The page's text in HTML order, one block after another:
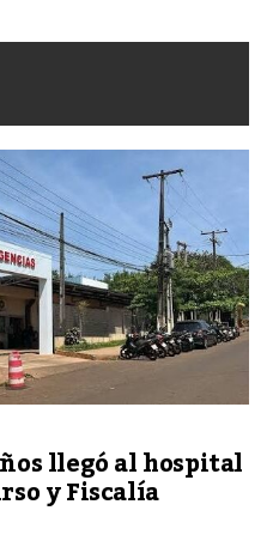
llegó al hospital
y Fiscalía